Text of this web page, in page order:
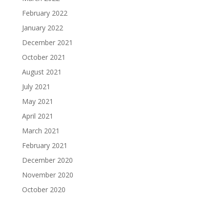
February 2022
January 2022
December 2021
October 2021
August 2021
July 2021
May 2021
April 2021
March 2021
February 2021
December 2020
November 2020
October 2020